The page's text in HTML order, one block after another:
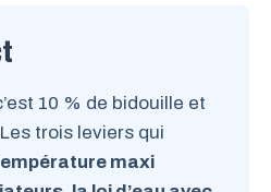
10 % de bidouille et
trois leviers qui
maxi